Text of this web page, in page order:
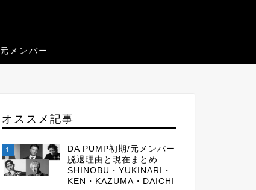
元メンバー
オススメ記事
1
DA PUMP初期/元メンバー
脱退理由と現在まとめ
SHINOBU・YUKINARI・
KEN・KAZUMA・DAICHI